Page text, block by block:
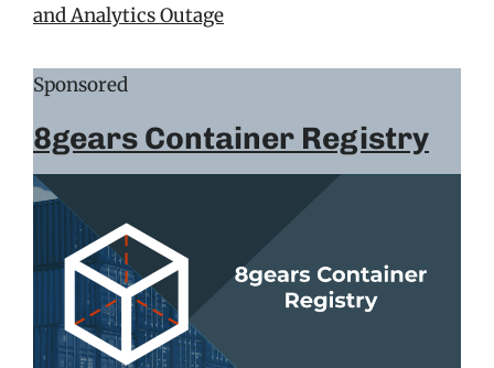
and Analytics Outage
Sponsored
8gears Container Registry